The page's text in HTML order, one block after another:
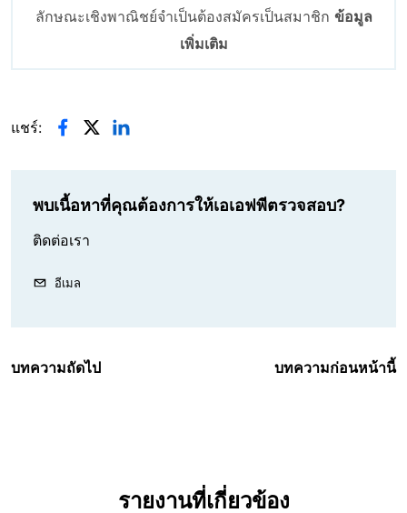
ลักษณะเชิงพาณิชย์จำเป็นต้องสมัครเป็นสมาชิก ข้อมูล
เพิ่มเติม
แชร์:
พบเนื้อหาที่คุณต้องการให้เอเอฟพีตรวจสอบ?
ติดต่อเรา
อีเมล
บทความถัดไป บทความก่อนหน้านี้
รายงานที่เกี่ยวข้อง